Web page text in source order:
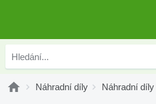
Náhradní díly Náhradní